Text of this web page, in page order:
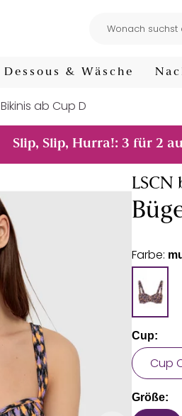
Dessous & Wäsche
Bikinis ab Cup D
Slip, Slip, Hurra!: 3 für 2
LSCN
Farbe:
Cup:
Cup
Größe: